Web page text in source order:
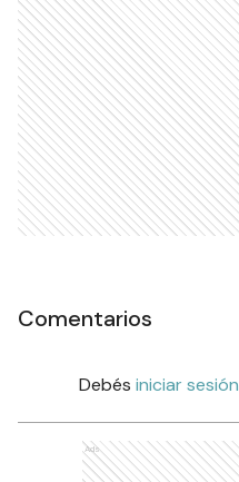
Comentarios
Debés iniciar sesión
Ads